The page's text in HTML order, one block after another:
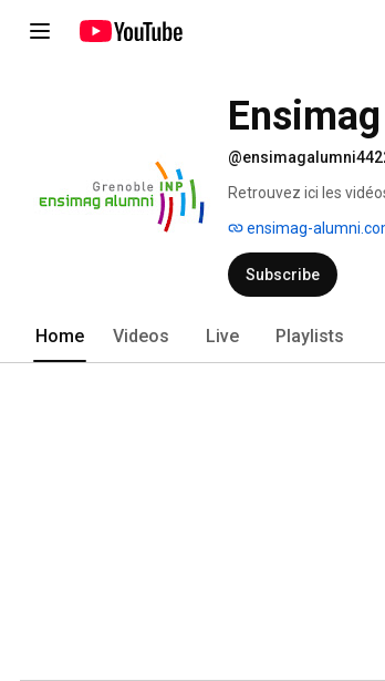
Retrouvez ici les
ensimag-
Subscribe
Home Videos Live Playlists